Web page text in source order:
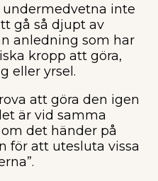
inte
gå så djupt av
anledning som har
kropp att göra,
eller yrsel.
att göra den igen
är vid samma
det händer på
för att utesluta vissa